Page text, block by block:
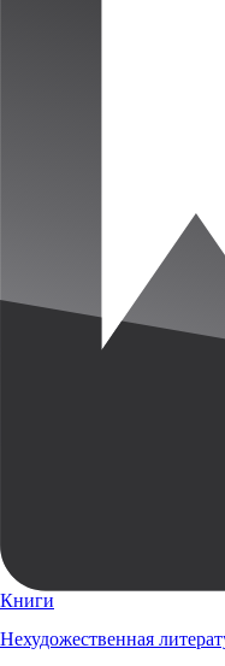
Книги
Нехудожественная